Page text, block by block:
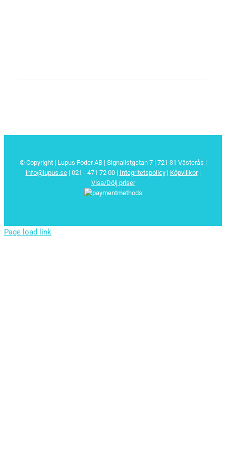
© Copyright | Lupus Foder AB | Signalistgatan 7 | 721 31 Västerås |
info@lupus.se| 021 - 471 72 00 | Integritetspolicy| Köpvillkor|
Visa/Dölj priser
Page load link